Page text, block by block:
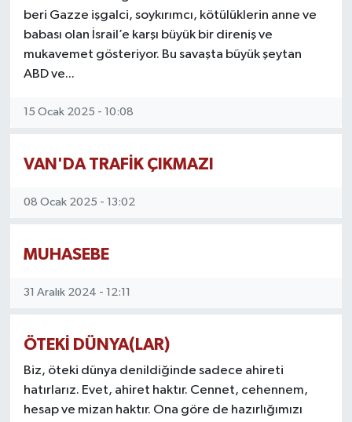
beri Gazze işgalci, soykırımcı, kötülüklerin anne ve
babası olan İsrail’e karşı büyük bir direniş ve
mukavemet gösteriyor. Bu savaşta büyük şeytan
ABD ve...
15 Ocak 2025 - 10:08
VAN'DA TRAFİK ÇIKMAZI
08 Ocak 2025 - 13:02
MUHASEBE
31 Aralık 2024 - 12:11
ÖTEKİ DÜNYA(LAR)
Biz, öteki dünya denildiğinde sadece ahireti
hatırlarız. Evet, ahiret haktır. Cennet, cehennem,
hesap ve mizan haktır. Ona göre de hazırlığımızı